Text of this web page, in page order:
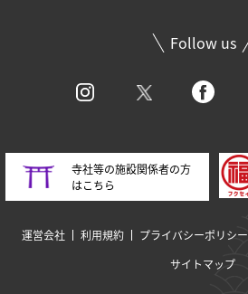
Follow us
寺社等の施設関係者の方
はこちら
運営会社 利用規約 プライバシーポリシー
サイトマップ